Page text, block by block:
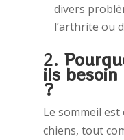
divers
l’arthrite ou
2.
ils
?
Le sommeil
chiens, tout